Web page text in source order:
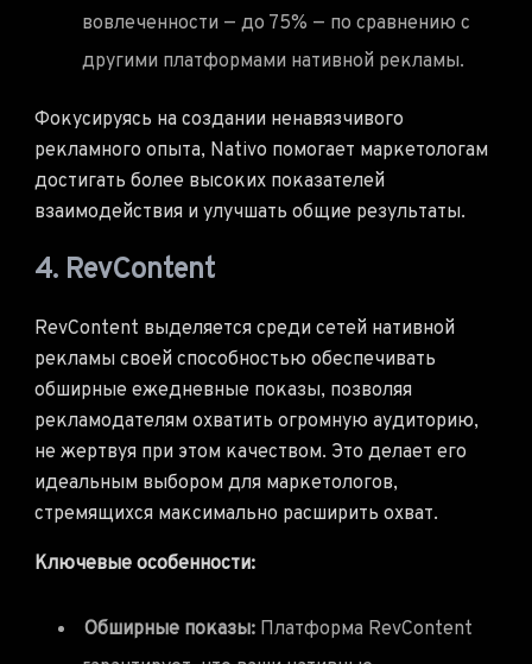
вовлеченности — до 75% — по сравнению с
другими платформами нативной рекламы.
Фокусируясь на создании ненавязчивого
рекламного опыта, Nativo помогает маркетологам
достигать более высоких показателей
взаимодействия и улучшать общие результаты.
4. RevContent
RevContent выделяется среди сетей нативной
рекламы своей способностью обеспечивать
обширные ежедневные показы, позволяя
рекламодателям охватить огромную аудиторию,
не жертвуя при этом качеством. Это делает его
идеальным выбором для маркетологов,
стремящихся максимально расширить охват.
Ключевые особенности:
Обширные показы: Платформа RevContent